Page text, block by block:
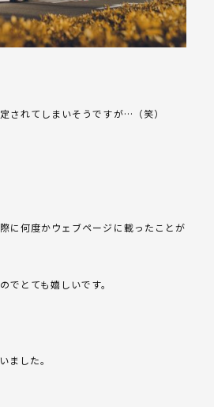
されてしまいそうですが…（笑）
に何度かウェブページに載ったことが
でとても嬉しいです。
ました。